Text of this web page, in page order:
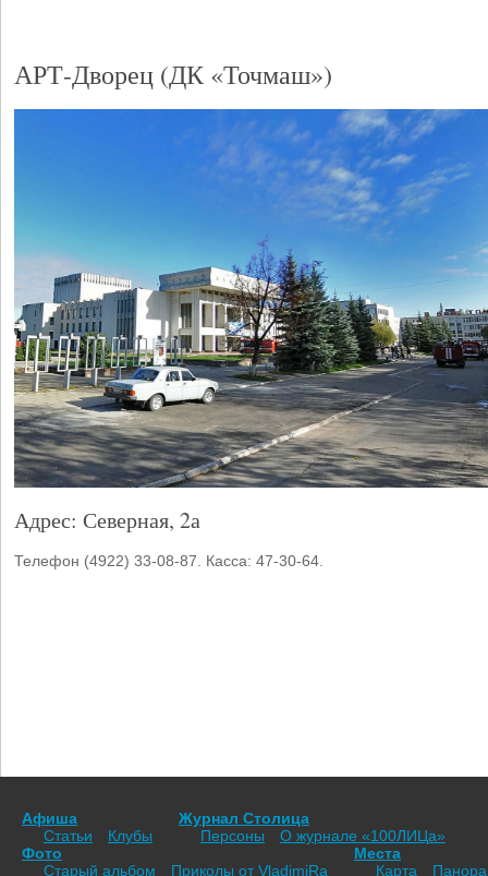
АРТ-Дворец (ДК «Точмаш»)
Адрес: Северная, 2а
Телефон (4922) 33-08-87. Касса: 47-30-64.
Афиша
Статьи
Клубы
Журнал Столица
Персоны
О журнале «100ЛИЦа»
Фото
Старый альбом
Приколы от VladimiRа
Места
Карта